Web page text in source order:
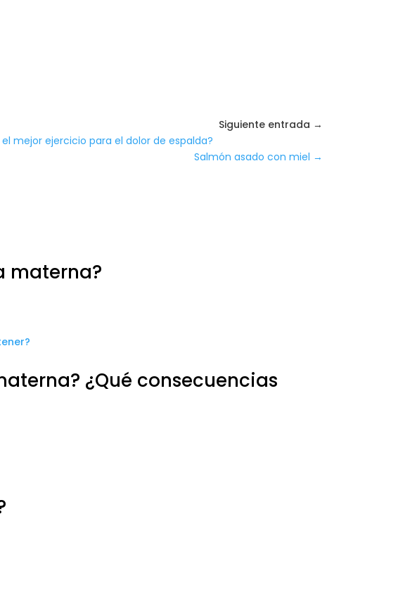
Siguiente entrada →
el mejor ejercicio para el dolor de espalda?
Salmón asado con miel →
materna?
¿Qué consecuencias